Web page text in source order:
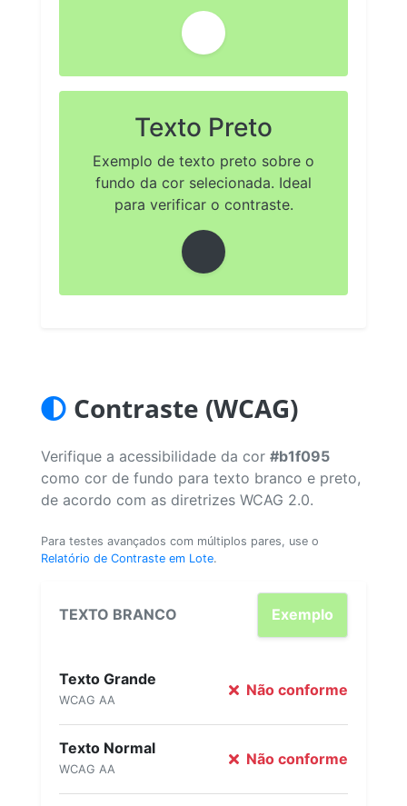
Texto Preto
Exemplo de texto preto sobre o
fundo da cor selecionada. Ideal
para verificar o contraste.
Contraste (WCAG)
Verifique a acessibilidade da cor #b1f095
como cor de fundo para texto branco e preto,
de acordo com as diretrizes WCAG 2.0.
Para testes avançados com múltiplos pares, use o
Relatório de Contraste em Lote.
TEXTO BRANCO Exemplo
Texto Grande
WCAG AA
Não conforme
Texto Normal
WCAG AA
Não conforme